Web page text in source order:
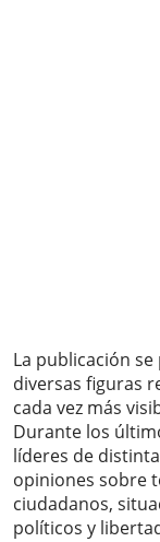
La publicación
diversas figuras
cada vez más
Durante los
líderes de
opiniones sobre
ciudadanos,
políticos y